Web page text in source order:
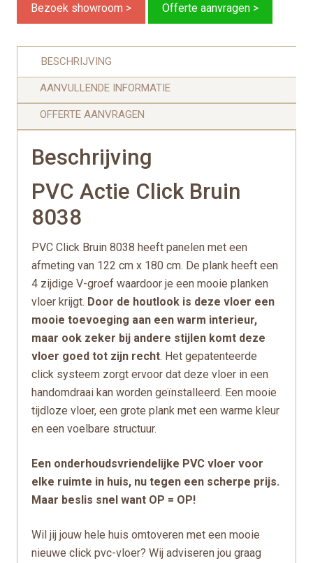
Bezoek showroom > Offerte aanvragen >
BESCHRIJVING
AANVULLENDE INFORMATIE
OFFERTE AANVRAGEN
Beschrijving
PVC Actie Click Bruin
8038
PVC Click Bruin 8038 heeft panelen met een
afmeting van 122 cm x 180 cm. De plank heeft een
4 zijdige V-groef waardoor je een mooie planken
vloer krijgt. Door de houtlook is deze vloer een
mooie toevoeging aan een warm interieur,
maar ook zeker bij andere stijlen komt deze
vloer goed tot zijn recht. Het gepatenteerde
click systeem zorgt ervoor dat deze vloer in een
handomdraai kan worden geïnstalleerd. Een mooie
tijdloze vloer, een grote plank met een warme kleur
en een voelbare structuur.
Een onderhoudsvriendelijke PVC vloer voor
elke ruimte in huis, nu tegen een scherpe prijs.
Maar beslis snel want OP = OP!
Wil jij jouw hele huis omtoveren met een mooie
nieuwe click pvc-vloer? Wij adviseren jou graag